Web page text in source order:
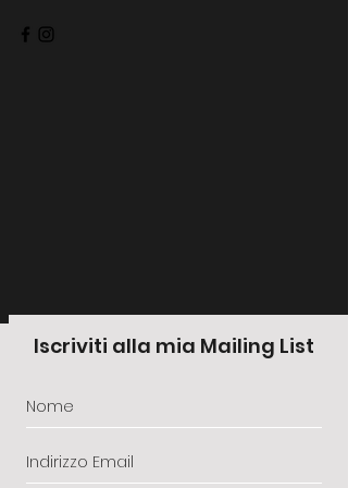
Iscriviti alla mia Mailing List